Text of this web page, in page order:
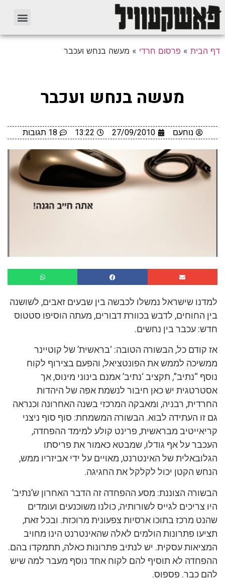
דף הבית » פרסום חרדי » מעשה בנחש ועכבר
מעשה בנחש ועכבר
נוחעם 27/09/2010
13:22 18 תגובות
למדנו שישראל נמשלו לכבשה בין שבעים זאבים, לשושנה
בין החוחים, לדבש בכוורת דבורים, מעתה הוסיפו סטטוס
חדש: עכבר בין נחשים.
אז קודם כל, הבשורה הטובה: ‘בראשית’ של קוטיינר
ממשיכה לממש את הפונטציאל, והפעם בצירוף לקוח
נוסף “נתיב”, תקציב ‘נתיב’ אמנם בינוני מינוס, אך
אסטרטגית יש כאן חיבור לנשמת אפה של היהדות
החרדית, רבניה, ומאבקה המרכזי בשנה האחרונה וכנראה
גם זו העתידה לבוא. הבשורה המשמחת: סוף סוף ניצני
קריאייטיב מבראשית, פרינט קולע למימד ההפחדה,
העכבר על אף גודלו, שמבטא כאמור את פריסתו
הגלובאלית של האינטרנט, מאויים על ידי אביזריו ממש,
הנחש הקטן יכול לקלקל את החגיגה.
הבשורה הצוננת: מסע ההפחדה זה הדבר האחרון ש’נתיב’
היו צריכים לגייס לשורותיה, כולנו משוכנעים ועומדים
שהנט מרכז בתוכו ארסיות צפעונית מרוכזת. ובכל זאת,
תציעו פתרונות הולמים לאלה שהאינטרנט הינו מחויב
המציאות עסקית. יש לנתיב פתרונות כאלה, תתמקדו בהם.
ההפחדה לא תוסיף להם לקוח אחד נוסף מעבר למה שיש
להם כבר. פספוס.